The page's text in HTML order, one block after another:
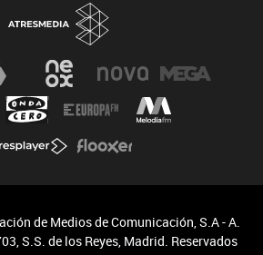
de Medios de Comunicación, S.A - A.
S.S. de los Reyes, Madrid. Reservados